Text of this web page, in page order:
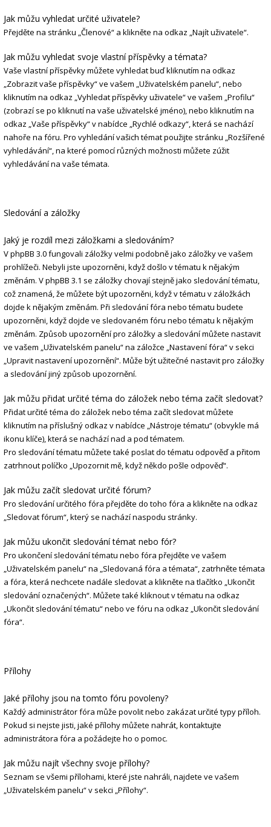
Jak můžu vyhledat určité uživatele?
Přejděte na stránku „Členové“ a klikněte na odkaz „Najít uživatele“.
Jak můžu vyhledat svoje vlastní příspěvky a témata?
Vaše vlastní příspěvky můžete vyhledat buď kliknutím na odkaz
„Zobrazit vaše příspěvky“ ve vašem „Uživatelském panelu“, nebo
kliknutím na odkaz „Vyhledat příspěvky uživatele“ ve vašem „Profilu“
(zobrazí se po kliknutí na vaše uživatelské jméno), nebo kliknutím na
odkaz „Vaše příspěvky“ v nabídce „Rychlé odkazy“, která se nachází
nahoře na fóru. Pro vyhledání vašich témat použijte stránku „Rozšířené
vyhledávání“, na které pomocí různých možnosti můžete zúžit
vyhledávání na vaše témata.
Sledování a záložky
Jaký je rozdíl mezi záložkami a sledováním?
V phpBB 3.0 fungovali záložky velmi podobně jako záložky ve vašem
prohlížeči. Nebyli jste upozorněni, když došlo v tématu k nějakým
změnám. V phpBB 3.1 se záložky chovají stejně jako sledování tématu,
což znamená, že můžete být upozorněni, když v tématu v záložkách
dojde k nějakým změnám. Při sledování fóra nebo tématu budete
upozorněni, když dojde ve sledovaném fóru nebo tématu k nějakým
změnám. Způsob upozornění pro záložky a sledování můžete nastavit
ve vašem „Uživatelském panelu“ na záložce „Nastavení fóra“ v sekci
„Upravit nastavení upozornění“. Může být užitečné nastavit pro záložky
a sledování jiný způsob upozornění.
Jak můžu přidat určité téma do záložek nebo téma začít sledovat?
Přidat určité téma do záložek nebo téma začít sledovat můžete
kliknutím na příslušný odkaz v nabídce „Nástroje tématu“ (obvykle má
ikonu klíče), která se nachází nad a pod tématem.
Pro sledování tématu můžete také poslat do tématu odpověď a přitom
zatrhnout políčko „Upozornit mě, když někdo pošle odpověď“.
Jak můžu začít sledovat určité fórum?
Pro sledování určitého fóra přejděte do toho fóra a klikněte na odkaz
„Sledovat fórum“, který se nachází naspodu stránky.
Jak můžu ukončit sledování témat nebo fór?
Pro ukončení sledování tématu nebo fóra přejděte ve vašem
„Uživatelském panelu“ na „Sledovaná fóra a témata“, zatrhněte témata
a fóra, která nechcete nadále sledovat a klikněte na tlačítko „Ukončit
sledování označených“. Můžete také kliknout v tématu na odkaz
„Ukončit sledování tématu“ nebo ve fóru na odkaz „Ukončit sledování
fóra“.
Přílohy
Jaké přílohy jsou na tomto fóru povoleny?
Každý administrátor fóra může povolit nebo zakázat určité typy příloh.
Pokud si nejste jisti, jaké přílohy můžete nahrát, kontaktujte
administrátora fóra a požádejte ho o pomoc.
Jak můžu najít všechny svoje přílohy?
Seznam se všemi přílohami, které jste nahráli, najdete ve vašem
„Uživatelském panelu“ v sekci „Přílohy“.